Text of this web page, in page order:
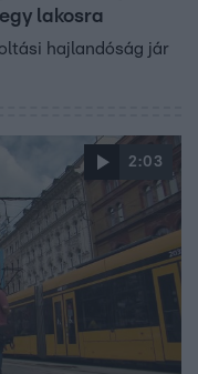
lakosra
hajlandóság jár
2:03